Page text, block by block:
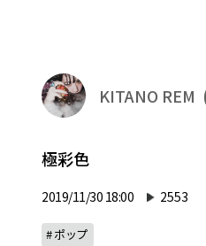
KITANO REM
極彩色
2019/11/30 18:00 2553
# ポップ